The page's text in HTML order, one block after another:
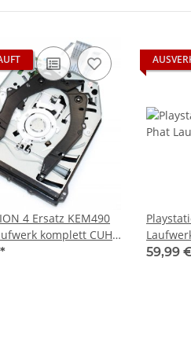
4 Ersatz KEM490
komplett CUH-
1215A | CUH-1216B
*
CUH-
59,99